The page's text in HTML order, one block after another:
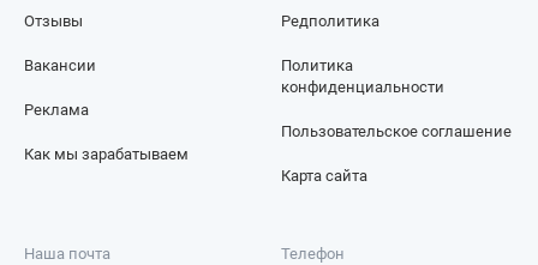
Отзывы Редполитика
Вакансии
Реклама
Как мы зарабатываем
Политика
конфиденциальности
Пользовательское соглашение
Карта сайта
Наша почта Телефон